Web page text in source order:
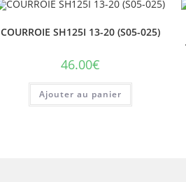
COURROIE SH125I 13-20 (S05-025)
46.00€
Ajouter au panier